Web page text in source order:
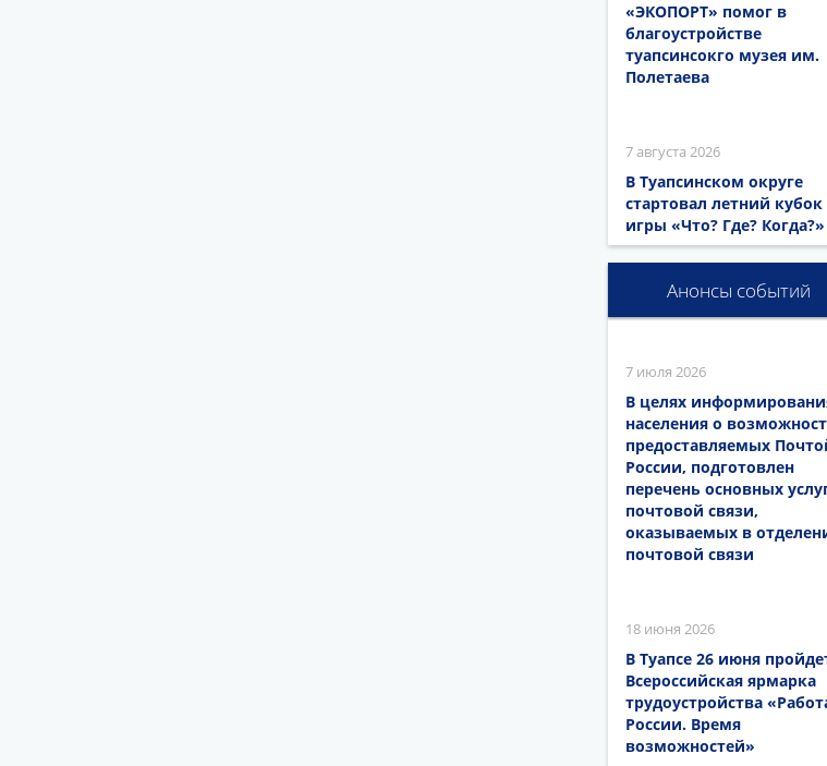
«ЭКОПОРТ» помог в
благоустройстве
туапсинсокго музея им.
Полетаева
7 августа 2026
В Туапсинском округе
стартовал летний кубок
игры «Что? Где? Когда?»
Анонсы событий
7 июля 2026
В целях
населения о
предоставляемых
России, подготовлен
перечень основных
почтовой связи,
оказываемых в
почтовой связи
18 июня 2026
В Туапсе 26 июня
Всероссийская ярмарка
трудоустройства
России. Время
возможностей»